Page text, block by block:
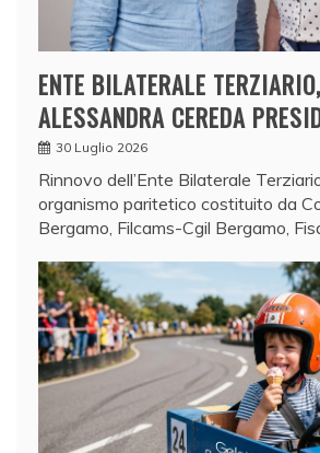
ENTE BILATERALE TERZIARIO,
ALESSANDRA CEREDA
30 Luglio 2026
Rinnovo dell’Ente Bilaterale
organismo paritetico costituito da
Bergamo, Filcams-Cgil Bergamo,